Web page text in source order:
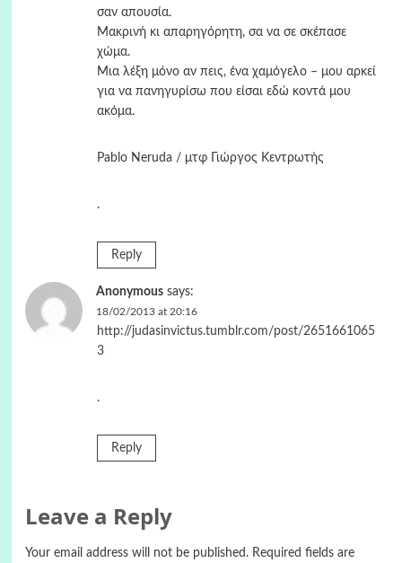
σαν απουσία.
Μακρινή κι απαρηγόρητη, σα να σε σκέπασε
χώμα.
Μια λέξη μόνο αν πεις, ένα χαμόγελο – μου αρκεί
για να πανηγυρίσω που είσαι εδώ κοντά μου
ακόμα.
Pablo Neruda / μτφ Γιώργος Κεντρωτής
.
Reply
Anonymous says:
18/02/2013 at 20:16
http://judasinvictus.tumblr.com/post/2651661065
3
.
Reply
Leave a Reply
Your email address will not be published. Required fields are